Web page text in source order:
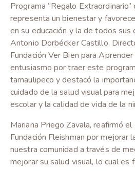
Programa “Regalo
representa un bienestar y
en su educación y la de todos sus
Antonio Dorbécker Castillo,
Fundación Ver Bien para
entusiasmo por traer este
tamaulipeco y destacó la
cuidado de la salud visual para
escolar y la calidad de vida de la
Mariana Priego Zavala, reafirmó
Fundación Fleishman por mejorar
nuestra comunidad a través de
mejorar su salud visual, lo cual es